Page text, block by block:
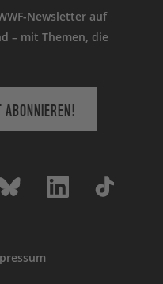
Newsletter auf
– mit Themen, die